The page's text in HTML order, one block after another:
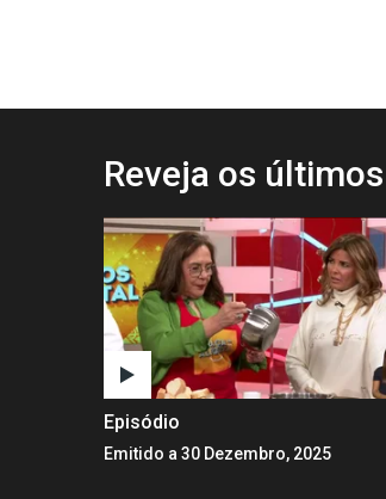
Reveja os
Episódio
Emitido a 30 Dezembro, 2025